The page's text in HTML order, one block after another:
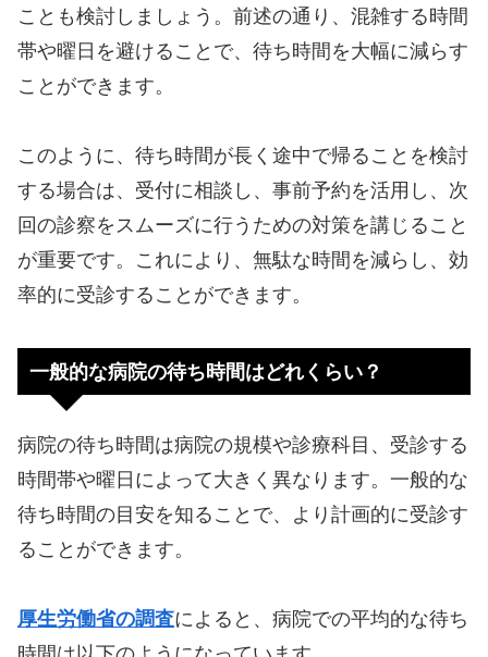
ことも検討しましょう。前述の通り、混雑する時間
帯や曜日を避けることで、待ち時間を大幅に減らす
ことができます。
このように、待ち時間が長く途中で帰ることを検討
する場合は、受付に相談し、事前予約を活用し、次
回の診察をスムーズに行うための対策を講じること
が重要です。これにより、無駄な時間を減らし、効
率的に受診することができます。
一般的な病院の待ち時間はどれくらい？
病院の待ち時間は病院の規模や診療科目、受診する
時間帯や曜日によって大きく異なります。一般的な
待ち時間の目安を知ることで、より計画的に受診す
ることができます。
厚生労働省の調査によると、病院での平均的な待ち